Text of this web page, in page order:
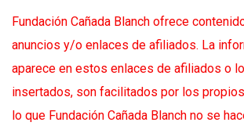
Fundación Cañada Blanch ofrece
anuncios y/o enlaces de afiliados. La
aparece en estos enlaces de afiliados o
insertados, son facilitados por los
lo que Fundación Cañada Blanch no se